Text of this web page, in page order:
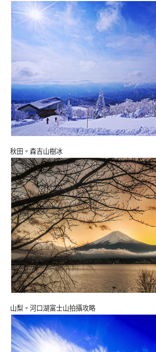
秋田。森吉山樹冰
山梨。河口湖富士山拍攝攻略